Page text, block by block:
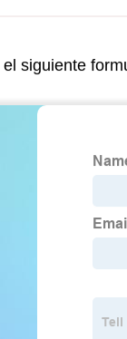
siguiente